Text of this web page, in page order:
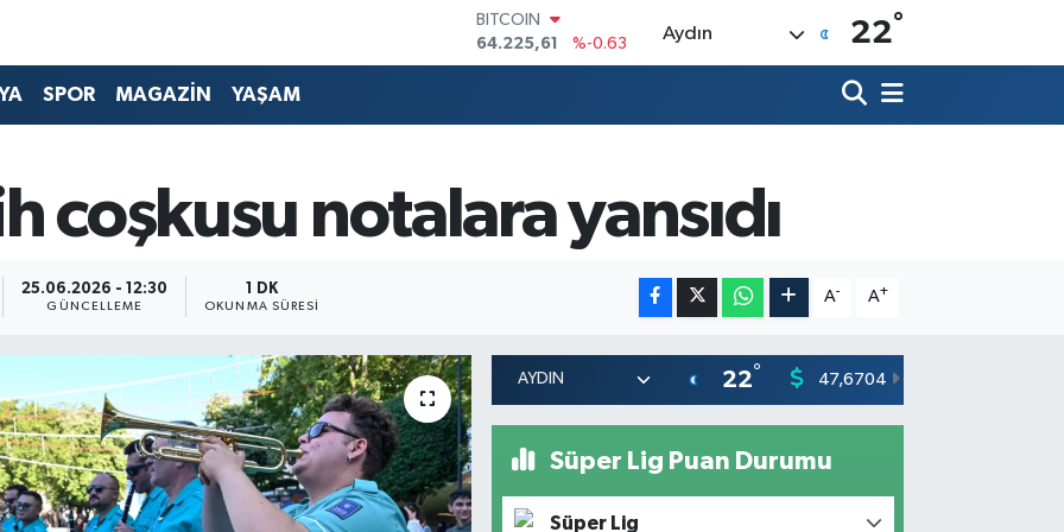
DOLAR
47,6704
%0
EURO
BİST100
13.799
%70
Aydın 22°
SPOR MAGAZİN YAŞAM
coşkusu notalara yansıdı
25.06.2026 - 12:30
GÜNCELLEME
1 DK
OKUNMA SÜRESI
A- A+
22° 47,6704
Süper Lig Puan Durumu
Süper Lig